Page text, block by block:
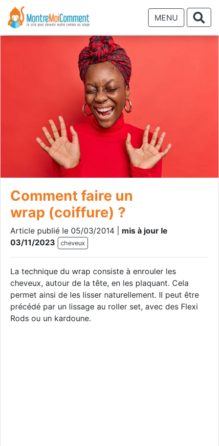
MENU
Comment faire un
wrap (coiffure) ?
Article publié le 05/03/2014 | mis à jour le
03/11/2023
cheveux
La technique du wrap consiste à enrouler les
cheveux, autour de la tête, en les plaquant. Cela
permet ainsi de les lisser naturellement. Il peut être
précédé par un lissage au roller set, avec des Flexi
Rods ou un kardoune.